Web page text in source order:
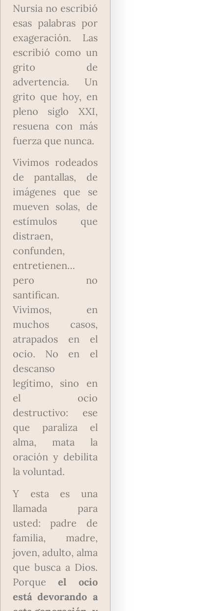
Nursia no escribió
esas palabras por
exageración. Las
escribió como un
grito de
advertencia. Un
grito que hoy, en
pleno siglo XXI,
resuena con más
fuerza que nunca.
Vivimos rodeados
de pantallas, de
imágenes que se
mueven solas, de
estímulos que
distraen,
confunden,
entretienen…
pero no
santifican.
Vivimos, en
muchos casos,
atrapados en el
ocio. No en el
descanso
legítimo, sino en
el ocio
destructivo: ese
que paraliza el
alma, mata la
oración y debilita
la voluntad.
Y esta es una
llamada para
usted: padre de
familia, madre,
joven, adulto, alma
que busca a Dios.
Porqueel ocio
está devorando a